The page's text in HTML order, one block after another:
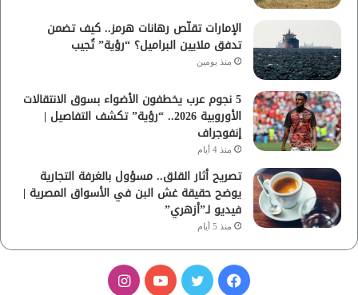
الإمارات تقلّص رهانات هرمز.. كيف تضمن
تدفق ملايين البراميل؟ “رؤية” تُجيب
منذ يومين
5 نجوم عرب يخطفون الأضواء بسوق الانتقالات
الأوروبية 2026.. “رؤية” تكشف التفاصيل |
إنفوجراف
منذ 4 أيام
تصريح أثار القلق.. مسؤول بالغرفة التجارية
يوضح حقيقة غش البن في الأسواق المصرية |
فيديو لـ”أزهري”
منذ 5 أيام